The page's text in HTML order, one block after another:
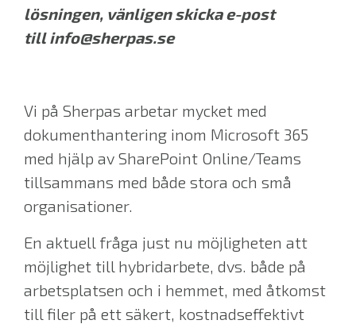
lösningen, vänligen skicka e-post
tillinfo@sherpas.se
Vi på Sherpas arbetar mycket med
dokumenthantering inom Microsoft 365
med hjälp av SharePoint Online/Teams
tillsammans med både stora och små
organisationer.
En aktuell fråga just nu möjligheten att
möjlighet till hybridarbete, dvs. både på
arbetsplatsen och i hemmet, med åtkomst
till filer på ett säkert, kostnadseffektivt